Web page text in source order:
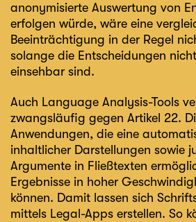
anonymisierte Auswertung von
erfolgen würde, wäre eine
Beeinträchtigung in der Regel
solange die Entscheidungen
einsehbar sind.
Auch Language Analysis-Tools
zwangsläufig gegen Artikel 22.
Anwendungen, die eine
inhaltlicher Darstellungen sowie
Argumente in Fließtexten
Ergebnisse in hoher
können. Damit lassen sich
mittels Legal-Apps erstellen. So